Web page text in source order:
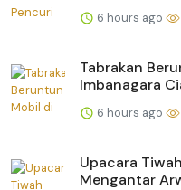
6 hours ago
Tabrakan
Imbanagara
6 hours ago
Upacara
Mengantar